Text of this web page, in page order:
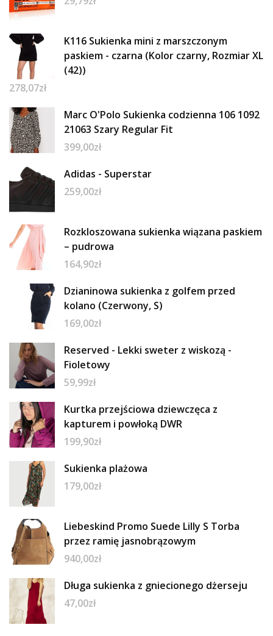
K116 Sukienka mini z marszczonym
paskiem - czarna (Kolor czarny, Rozmiar XL
(42))
278,07zł
Marc O'Polo Sukienka codzienna 106 1092
21063 Szary Regular Fit
399,00zł
Adidas - Superstar
259,00zł
Rozkloszowana sukienka wiązana paskiem
– pudrowa
164,90zł
Dzianinowa sukienka z golfem przed
kolano (Czerwony, S)
169,00zł
Reserved - Lekki sweter z wiskozą -
Fioletowy
59,99zł
Kurtka przejściowa dziewczęca z
kapturem i powłoką DWR
199,90zł
Sukienka plażowa
179,00zł
Liebeskind Promo Suede Lilly S Torba
przez ramię jasnobrązowym
940,00zł
Długa sukienka z gniecionego dżerseju
47,00zł